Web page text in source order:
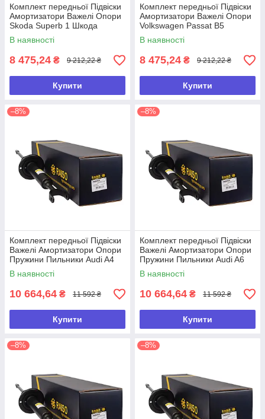
Комплект передньої Підвіски
Амортизатори Важелі Опори
Skoda Superb 1 Шкода
Суперб 1
В наявності
8 475,24 ₴ 9 212,22 ₴
Купити
Комплект передньої Підвіски
Амортизатори Важелі Опори
Volkswagen Passat B5
Фольксваген Пассат Б5
В наявності
8 475,24 ₴ 9 212,22 ₴
Купити
–8%
Комплект передньої Підвіски
Важелі Амортизатори Опори
Пружини Пильники Audi A4
B5 Ауді А4 Б5
В наявності
10 664,64 ₴ 11 592 ₴
Купити
–8%
Комплект передньої Підвіски
Важелі Амортизатори Опори
Пружини Пильники Audi A6
C5 Ауді А6 С5 (Ц5)
В наявності
10 664,64 ₴ 11 592 ₴
Купити
–8% –8%